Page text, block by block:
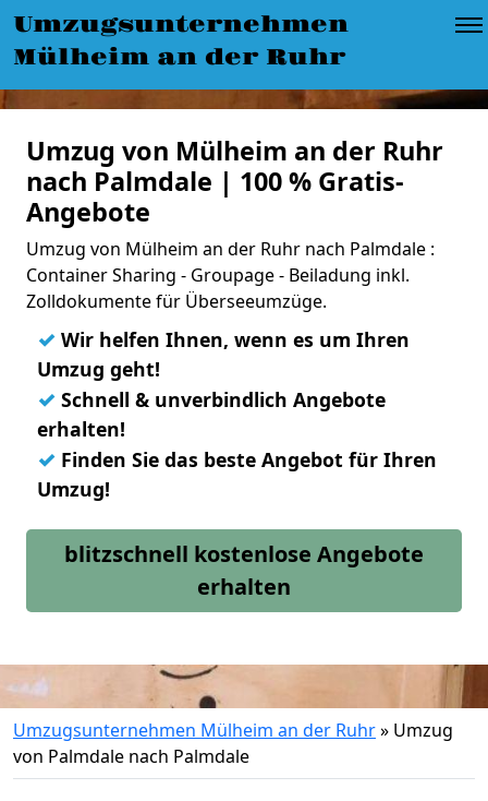
Umzugsunternehmen
Mülheim an der Ruhr
Umzug von Mülheim an der Ruhr
nach Palmdale | 100 % Gratis-
Angebote
Umzug von Mülheim an der Ruhr nach Palmdale :
Container Sharing - Groupage - Beiladung inkl.
Zolldokumente für Überseeumzüge.
✓ Wir helfen Ihnen, wenn es um Ihren
Umzug geht!
✓ Schnell & unverbindlich Angebote
erhalten!
✓ Finden Sie das beste Angebot für Ihren
Umzug!
blitzschnell kostenlose Angebote
erhalten
Umzugsunternehmen Mülheim an der Ruhr» Umzug
von Palmdale nach Palmdale